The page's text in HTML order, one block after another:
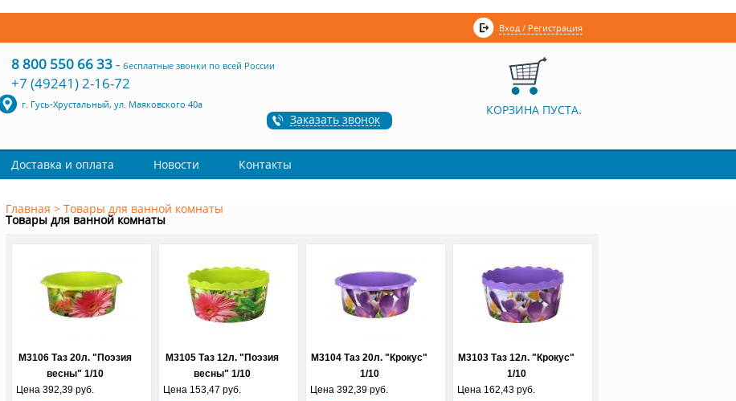
Вход / Регистрация
8 800 550 66 33- бесплатные звонки по всей России
+7 (49241) 2-16-72
г. Гусь-Хрустальный, ул. Маяковского 40а
Заказать звонок
КОРЗИНА ПУСТА.
Доставка и оплата Новости Контакты
Главная > Товары для ванной комнаты
Товары для ванной комнаты
М3106 Таз 20л. "Поэзия
весны" 1/10
Цена 392,39 руб.
М3105 Таз 12л. "Поэзия
весны" 1/10
Цена 153,47 руб.
М3104 Таз 20л. "Крокус"
1/10
Цена 392,39 руб.
М3103 Таз 12л. "Крокус"
1/10
Цена 162,43 руб.